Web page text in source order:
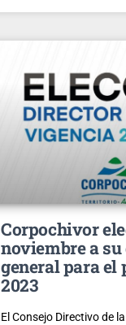
Corpochivor
noviembre a
general para el
2023
El Consejo Directivo de